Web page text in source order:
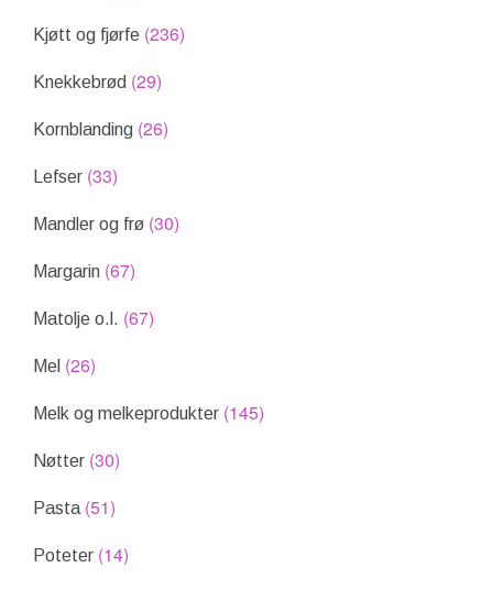
Kjøtt og fjørfe (236)
Knekkebrød (29)
Kornblanding (26)
Lefser (33)
Mandler og frø (30)
Margarin (67)
Matolje o.l. (67)
Mel (26)
Melk og melkeprodukter (145)
Nøtter (30)
Pasta(51)
Poteter (14)